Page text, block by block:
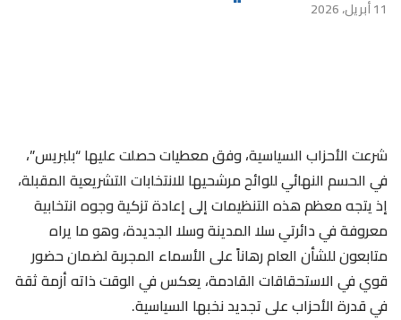
11 أبريل، 2026
شرعت الأحزاب السياسية، وفق معطيات حصلت عليها “بلبريس”،
في الحسم النهائي للوائح مرشحيها للانتخابات التشريعية المقبلة،
إذ يتجه معظم هذه التنظيمات إلى إعادة تزكية وجوه انتخابية
معروفة في دائرتي سلا المدينة وسلا الجديدة، وهو ما يراه
متابعون للشأن العام رهاناً على الأسماء المجربة لضمان حضور
قوي في الاستحقاقات القادمة، يعكس في الوقت ذاته أزمة ثقة
في قدرة الأحزاب على تجديد نخبها السياسية.